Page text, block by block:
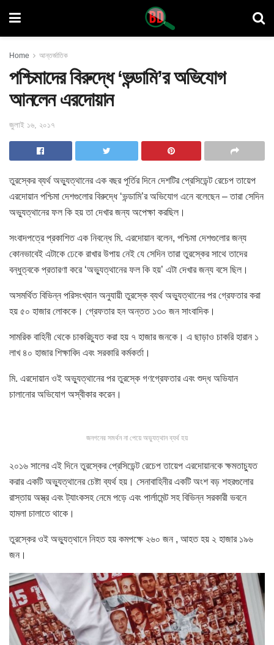
Home আন্তর্জাতিক
পশ্চিমাদের বিরুদ্ধে ‘ভন্ডামি’র অভিযোগ
আনলেন এরদোয়ান
জুলাই ১৬, ২০১৭
তুরস্কের ব্যর্থ অভ্যুত্থানের এক বছর পূর্তির দিনে দেশটির প্রেসিডেন্ট রেচেপ তায়েপ
এরদোয়ান পশ্চিমা দেশগুলোর বিরুদ্ধে ‘ভন্ডামি’র অভিযোগ এনে বলেছেন – তারা সেদিন
অভ্যুত্থানের ফল কি হয় তা দেখার জন্য অপেক্ষা করছিল।
সংবাদপত্রে প্রকাশিত এক নিবন্ধে মি. এরদোয়ান বলেন, পশ্চিমা দেশগুলোর জন্য
কোনভাবেই এটাকে ঢেকে রাখার উপায় নেই যে সেদিন তারা তুরস্কের সাথে তাদের
বন্ধুত্বকে প্রতারণা করে ‘অভ্যুত্থানের ফল কি হয়’ এটা দেখার জন্য বসে ছিল।
অসমর্থিত বিভিন্ন পরিসংখ্যান অনুযায়ী তুরস্কে ব্যর্থ অভ্যুত্থানের পর গ্রেফতার করা
হয় ৫০ হাজার লোককে। গ্রেফতার হন অন্তত ১৩০ জন সাংবাদিক।
সামরিক বাহিনী থেকে চাকরিচ্যুত করা হয় ৭ হাজার জনকে। এ ছাড়াও চাকরি হারান ১
লাখ ৪০ হাজার শিক্ষাবিদ এবং সরকারি কর্মকর্তা।
মি. এরদোয়ান ওই অভ্যুত্থানের পর তুরস্কে গণগ্রেফতার এবং শুদ্ধ অভিযান
চালানোর অভিযোগ অস্বীকার করেন।
জনগনের সমর্থন না পেয়ে অভ্যুত্থান ব্যর্থ হয়
২০১৬ সালের এই দিনে তুরস্কের প্রেসিডেন্ট রেচেপ তায়েপ এরদোয়ানকে ক্ষমতাচ্যুত
করার একটি অভ্যুত্থানের চেষ্টা ব্যর্থ হয়। সেনাবাহিনীর একটি অংশ বড় শহরগুলোর
রাস্তায় অস্ত্র এবং ট্যাংকসহ নেমে পড়ে এবং পার্লামেন্ট সহ বিভিন্ন সরকারী ভবনে
হামলা চালাতে থাকে।
তুরস্কের ওই অভ্যুত্থানে নিহত হয় কমপক্ষে ২৬০ জন , আহত হয় ২ হাজার ১৯৬
জন।